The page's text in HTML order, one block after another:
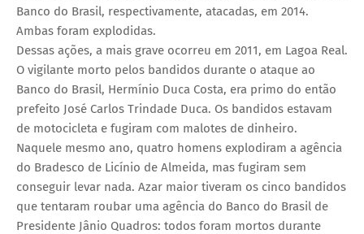
Banco do Brasil, respectivamente, atacadas, em 2014.
Ambas foram explodidas.
Dessas ações, a mais grave ocorreu em 2011, em Lagoa Real.
O vigilante morto pelos bandidos durante o ataque ao
Banco do Brasil, Hermínio Duca Costa, era primo do então
prefeito José Carlos Trindade Duca. Os bandidos estavam
de motocicleta e fugiram com malotes de dinheiro.
Naquele mesmo ano, quatro homens explodiram a agência
do Bradesco de Licínio de Almeida, mas fugiram sem
conseguir levar nada. Azar maior tiveram os cinco bandidos
que tentaram roubar uma agência do Banco do Brasil de
Presidente Jânio Quadros: todos foram mortos durante